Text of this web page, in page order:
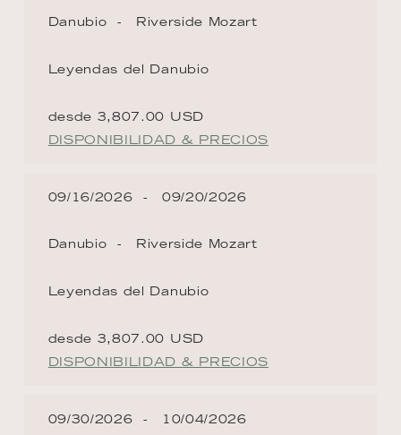
Danubio Riverside Mozart
Leyendas del Danubio
desde 3,807.00 USD
DISPONIBILIDAD & PRECIOS
09/16/2026 09/20/2026
Danubio Riverside Mozart
Leyendas del Danubio
desde 3,807.00 USD
DISPONIBILIDAD & PRECIOS
09/30/2026 10/04/2026